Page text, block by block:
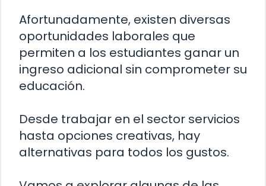
Afortunadamente, existen diversas
oportunidades laborales que
permiten a los estudiantes ganar un
ingreso adicional sin comprometer su
educación.
Desde trabajar en el sector servicios
hasta opciones creativas, hay
alternativas para todos los gustos.